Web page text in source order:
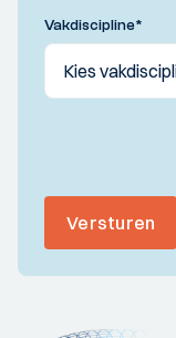
Vakdiscipline*
Versturen